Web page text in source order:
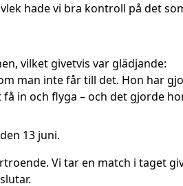
hade vi bra kontroll på det
vilket givetvis var glädjande:
man inte får till det. Hon har
in och flyga – och det gjorde
13 juni.
Vi tar en match i taget